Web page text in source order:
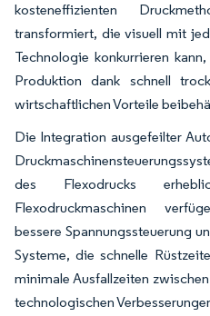
kosteneffizienten
transformiert, die visuell mit
Technologie konkurrieren
Produktion dank schnell
wirtschaftlichen Vorteile
Die Integration ausgefeilter
des Flexodrucks
Flexodruckmaschinen
bessere Spannungssteuerung
Systeme, die schnelle
minimale Ausfallzeiten
technologischen